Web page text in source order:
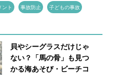
ント 事故防止 子どもの事故
貝やシーグラスだけじゃ
ない？「馬の骨」も見つ
かる海あそび・ビーチコ